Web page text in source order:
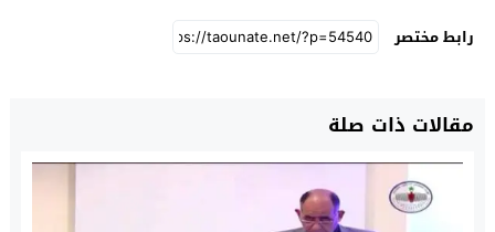
رابط مختصر
مقالات ذات صلة